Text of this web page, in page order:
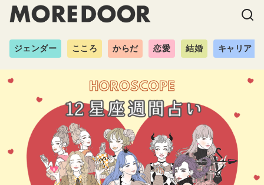
ジェンダー こころ からだ 恋愛 結婚 キャリア